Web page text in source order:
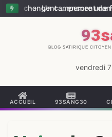
changent … encore une
— Un campement dans
BLOG SATIRIQUE
vendredi
ACCUEIL 93SANG30